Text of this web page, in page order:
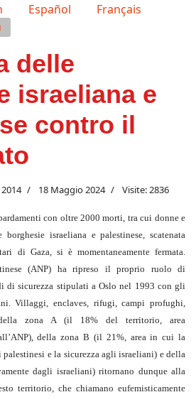
Español
Français
delle
israeliana e
contro il
18 Maggio 2024 Visite: 2836
con oltre 2000 morti, tra cui donne e
borghesie israeliana e palestinese, scatenata
di Gaza, si è momentaneamente fermata.
(ANP) ha ripreso il proprio ruolo di
di sicurezza stipulati a Oslo nel 1993 con gli
Villaggi, enclaves, rifugi, campi profughi,
zona A (il 18% del territorio, area
della zona B (il 21%, area in cui la
e la sicurezza agli israeliani) e della
dagli israeliani) ritornano dunque alla
territorio, che chiamano eufemisticamente